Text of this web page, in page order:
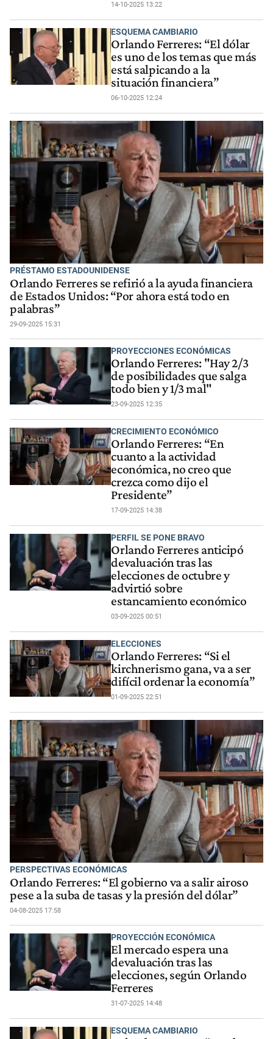
14-10-2025 13:22
ESQUEMA CAMBIARIO
Orlando Ferreres: “El dólar
es uno de los temas que más
está salpicando a la
situación financiera”
06-10-2025 12:24
PRÉSTAMO ESTADOUNIDENSE
Orlando Ferreres se refirió a la ayuda financiera
de Estados Unidos: “Por ahora está todo en
palabras”
29-09-2025 15:31
PROYECCIONES ECONÓMICAS
Orlando Ferreres: "Hay 2/3
de posibilidades que salga
todo bien y 1/3 mal"
23-09-2025 12:35
CRECIMIENTO ECONÓMICO
Orlando Ferreres: “En
cuanto a la actividad
económica, no creo que
crezca como dijo el
Presidente”
17-09-2025 14:38
PERFIL SE PONE BRAVO
Orlando Ferreres anticipó
devaluación tras las
elecciones de octubre y
advirtió sobre
estancamiento económico
03-09-2025 00:51
ELECCIONES
Orlando Ferreres: “Si el
kirchnerismo gana, va a ser
difícil ordenar la economía”
01-09-2025 22:51
PERSPECTIVAS ECONÓMICAS
Orlando Ferreres: “El gobierno va a salir airoso
pese a la suba de tasas y la presión del dólar”
04-08-2025 17:58
PROYECCIÓN ECONÓMICA
El mercado espera una
devaluación tras las
elecciones, según Orlando
Ferreres
31-07-2025 14:48
ESQUEMA CAMBIARIO